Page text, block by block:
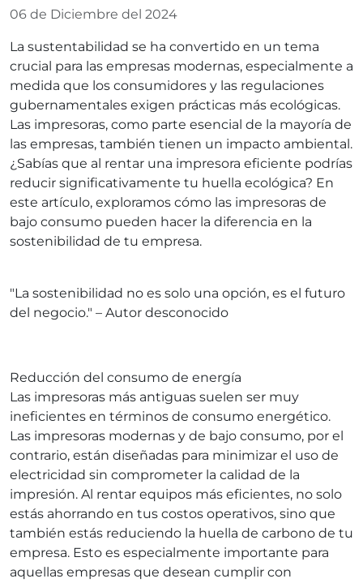
06 de Diciembre del 2024
La sustentabilidad se ha convertido en un tema
crucial para las empresas modernas, especialmente a
medida que los consumidores y las regulaciones
gubernamentales exigen prácticas más ecológicas.
Las impresoras, como parte esencial de la mayoría de
las empresas, también tienen un impacto ambiental.
¿Sabías que al rentar una impresora eficiente podrías
reducir significativamente tu huella ecológica? En
este artículo, exploramos cómo las impresoras de
bajo consumo pueden hacer la diferencia en la
sostenibilidad de tu empresa.
"La sostenibilidad no es solo una opción, es el futuro
del negocio." – Autor desconocido
Reducción del consumo de energía
Las impresoras más antiguas suelen ser muy
ineficientes en términos de consumo energético.
Las impresoras modernas y de bajo consumo, por el
contrario, están diseñadas para minimizar el uso de
electricidad sin comprometer la calidad de la
impresión. Al rentar equipos más eficientes, no solo
estás ahorrando en tus costos operativos, sino que
también estás reduciendo la huella de carbono de tu
empresa. Esto es especialmente importante para
aquellas empresas que desean cumplir con